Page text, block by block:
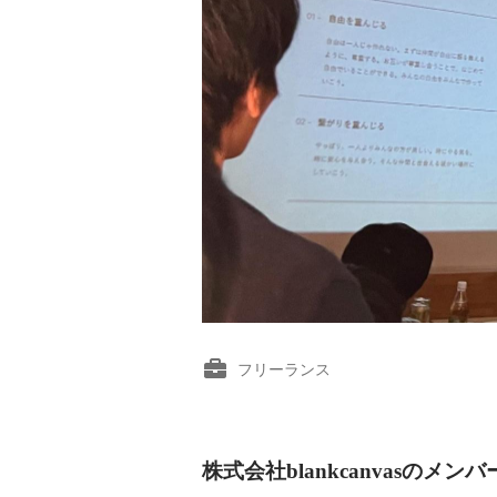
フリーランス
株式会社blankcanvasのメンバ